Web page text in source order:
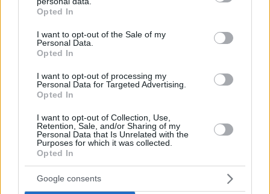
grant or deny consent to Google and its third-party tags to
use your data for below specified purposes in below Google
consent section.
Opted In
I want to opt-out of the Sale of my
Personal Data.
Opted In
I want to opt-out of processing my
Personal Data for Targeted Advertising.
Opted In
I want to opt-out of Collection, Use,
Retention, Sale, and/or Sharing of my
Personal Data that Is Unrelated with the
Purposes for which it was collected.
Opted In
Google consents
στη δίκη της Folli Follie
«Δεν ερευνήθηκε ποτέ η ροή χρημάτων στην Ασία» -
«Καταστράφηκα οικονομικά για πάντα, ζούμε με τη
βοήθεια φίλων» - Το «σφυροκόπημα» της έδρας και
οι απαντήσεις του κατηγορούμενου - Ολόκληρη η
απολογία του γιου του Δημήτρη Κουτσολιούτσου